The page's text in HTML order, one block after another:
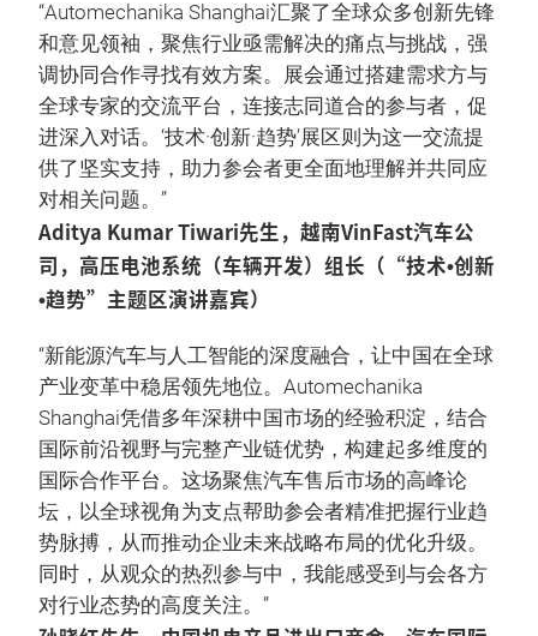
“Automechanika Shanghai汇聚了全球众多创新先锋
和意见领袖，聚焦行业亟需解决的痛点与挑战，强
调协同合作寻找有效方案。展会通过搭建需求方与
全球专家的交流平台，连接志同道合的参与者，促
进深入对话。‘技术·创新·趋势’展区则为这一交流提
供了坚实支持，助力参会者更全面地理解并共同应
对相关问题。”
Aditya Kumar Tiwari先生，越南VinFast汽车公
司，高压电池系统（车辆开发）组长（“技术•创新
•趋势”主题区演讲嘉宾）
“新能源汽车与人工智能的深度融合，让中国在全球
产业变革中稳居领先地位。Automechanika
Shanghai凭借多年深耕中国市场的经验积淀，结合
国际前沿视野与完整产业链优势，构建起多维度的
国际合作平台。这场聚焦汽车售后市场的高峰论
坛，以全球视角为支点帮助参会者精准把握行业趋
势脉搏，从而推动企业未来战略布局的优化升级。
同时，从观众的热烈参与中，我能感受到与会各方
对行业态势的高度关注。”